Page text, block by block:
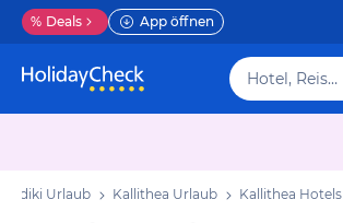
% Deals App öffnen
Hotel, Reiseziel
Urlaub Kallithea Urlaub Kallithea Hotels